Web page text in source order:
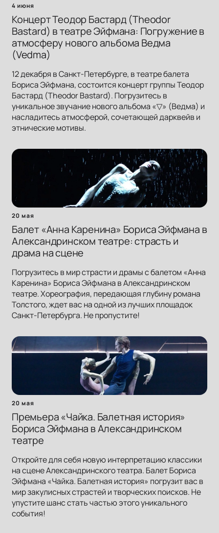
4 июня
Концерт Теодор Бастард (Theodor
Bastard) в театре Эйфмана: Погружение в
атмосферу нового альбома Ведма
(Vedma)
12 декабря в Санкт-Петербурге, в театре балета
Бориса Эйфмана, состоится концерт группы Теодор
Бастард (Theodor Bastard). Погрузитесь в
уникальное звучание нового альбома «▽» (Ведма) и
насладитесь атмосферой, сочетающей дарквейв и
этнические мотивы.
20 мая
Балет «Анна Каренина» Бориса Эйфмана в
Александринском театре: страсть и
драма на сцене
Погрузитесь в мир страсти и драмы с балетом «Анна
Каренина» Бориса Эйфмана в Александринском
театре. Хореография, передающая глубину романа
Толстого, ждет вас на одной из лучших площадок
Санкт-Петербурга. Не пропустите!
20 мая
Премьера «Чайка. Балетная история»
Бориса Эйфмана в Александринском
театре
Откройте для себя новую интерпретацию классики
на сцене Александринского театра. Балет Бориса
Эйфмана «Чайка. Балетная история» погрузит вас в
мир закулисных страстей и творческих поисков. Не
упустите шанс стать частью этого уникального
события!